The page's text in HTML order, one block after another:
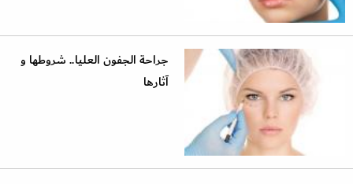
جراحة الجفون العليا.. شروطها و
آثارها